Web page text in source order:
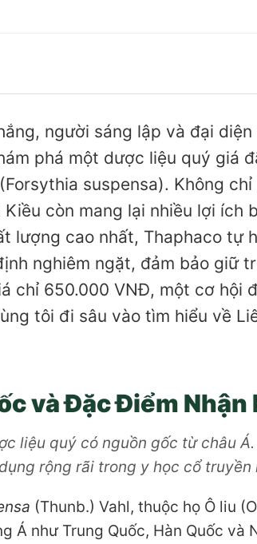
người sáng lập và đại
phá một dược liệu quý giá
suspensa). Không
còn mang lại nhiều lợi ích
lượng cao nhất, Thaphaco tự
nghiêm ngặt, đảm bảo giữ
chỉ 650.000 VNĐ, một cơ hội
tôi đi sâu vào tìm hiểu về
và Đặc Điểm Nhận
liệu quý có nguồn gốc từ châu
rộng rãi trong y học cổ
(Thunb.) Vahl, thuộc họ Ô liu
như Trung Quốc, Hàn Quốc và